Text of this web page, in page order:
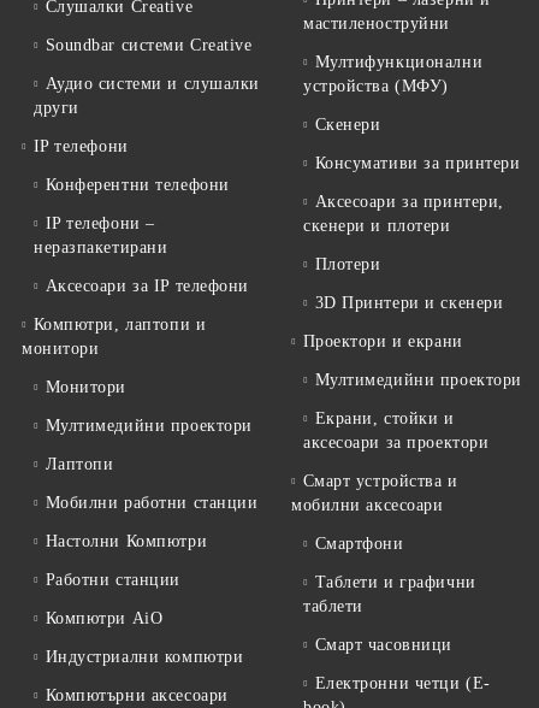
Слушалки Creative
Soundbar системи Creative
Аудио системи и слушалки
други
IP телефони
Конферентни телефони
IP телефони –
неразпакетирани
Аксесоари за IP телефони
Компютри, лаптопи и
монитори
Монитори
Мултимедийни проектори
Лаптопи
Мобилни работни станции
Настолни Компютри
Работни станции
Компютри AiO
Индустриални компютри
Компютърни аксесоари
мастиленоструйни
Мултифункционални
устройства (МФУ)
Скенери
Консумативи за принтери
Аксесоари за принтери,
скенери и плотери
Плотери
3D Принтери и скенери
Проектори и екрани
Мултимедийни проектори
Екрани, стойки и
аксесоари за проектори
Смарт устройства и
мобилни аксесоари
Смартфони
Таблети и графични
таблети
Смарт часовници
Електронни четци (E-